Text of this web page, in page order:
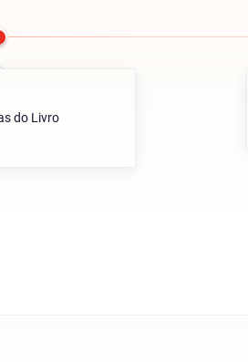
do Livro